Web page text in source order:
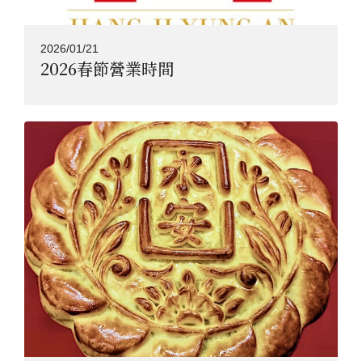
2026/01/21
2026春節營業時間